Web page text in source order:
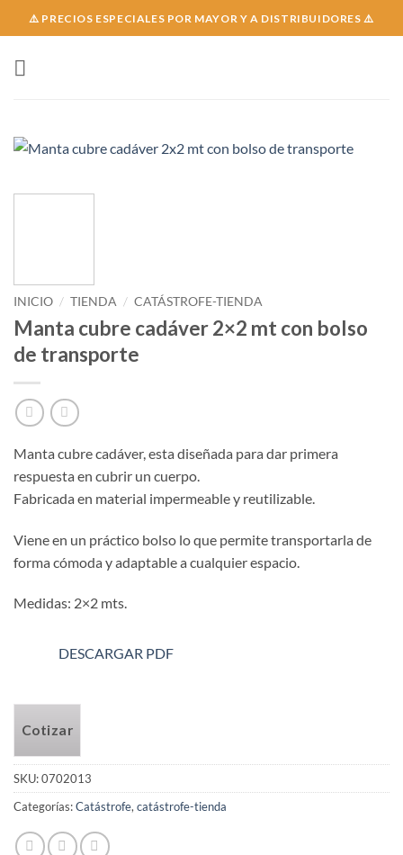
to
⚠️ PRECIOS ESPECIALES POR MAYOR Y A DISTRIBUIDORES ⚠️
INICIO / TIENDA / CATÁSTROFE-TIENDA
Manta cubre cadáver 2×2 mt con bolso
de transporte
Manta cubre cadáver, esta diseñada para dar primera
respuesta en cubrir un cuerpo.
Fabricada en material impermeable y reutilizable.
Viene en un práctico bolso lo que permite transportarla de
forma cómoda y adaptable a cualquier espacio.
Medidas: 2×2 mts.
DESCARGAR PDF
Cotizar
SKU:0702013
Categorías:Catástrofe, catástrofe-tienda